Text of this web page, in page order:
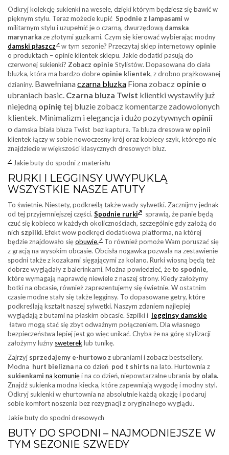
Odkryj kolekcję sukienki na wesele, dzięki którym będziesz się bawić w
pięknym stylu. Teraz możecie kupić Spodnie z lampasami w
militarnym stylu i uzupełnić je o czarną, dwurzędową damska
marynarkaze złotymi guzikami. Czym się kierować wybierając modny
damski płaszcz
w tym sezonie? Przeczytaj sklep internetowy opinie
o produktach – opinie klientek sklepu. Jakie dodatki pasują do
czerwonej sukienki? Zobacz opinie Stylistów. Dopasowana do ciała
bluzka, która ma bardzo dobre opinie klientek, z drobno prążkowanej
dzianiny. Bawełnianaczarna bluzka Fiona zobacz opinie o
ubraniach basic. Czarna bluza Twist klientki wystawiły już
niejedną opinię tej bluzie zobacz komentarze zadowolonych
klientek. Minimalizm i elegancja i dużo pozytywnych opinii
o damska biała bluza Twist bez kaptura. Ta bluza dresowa w opinii
klientek łączy w sobie nowoczesny krój oraz kobiecy szyk, którego nie
znajdziecie w większości klasycznych dresowych bluz.
Jakie buty do spodni z materiału
RURKI I LEGGINSY UWYPUKLĄ
WSZYSTKIE NASZE ATUTY
To świetnie. Niestety, podkreślą także wady sylwetki. Zacznijmy jednak
od tej przyjemniejszej części. Spodnie rurki
sprawią, że panie będą
czuć się kobieco w każdych okolicznościach, szczególnie gdy założą do
nich szpilki.Efekt wow podkręci dodatkowa platforma, na której
będzie znajdowało sięobuwie.
To również pomoże Wam poruszać się
z gracją na wysokim obcasie. Obcisła nogawka pozwala na zestawienie
spodni także z kozakami sięgającymi za kolano. Rurki wiosną będą też
dobrze wyglądały z balerinkami. Można powiedzieć, że to spodnie,
które wymagają naprawdę niewiele z naszej strony. Kiedy założymy
botki na obcasie, również zaprezentujemy się świetnie. W ostatnim
czasie modne stały się także legginsy. To dopasowane getry, które
podkreślają kształt naszej sylwetki. Naszym zdaniem najlepiej
wyglądają z butami na płaskim obcasie. Szpilki i legginsy damskie
łatwo mogą stać się zbyt odważnym połączeniem. Dla własnego
bezpieczeństwa lepiej jest go więc unikać. Chyba że na górę stylizacji
założymy luźny swetereklub tunikę.
Zajrzyj sprzedajemy e-hurtowoz ubraniami i zobacz bestsellery.
Modna hurt bieliznana co dzień pod t shirts na lato. Hurtownia z
sukienkami na komunięi na co dzień, niepowtarzalne ubrania by olala.
Znajdź sukienka modna kiecka, które zapewniają wygodę i modny styl.
Odkryj sukienki w ehurtownia na absolutnie każdą okazję i podaruj
sobie komfort noszenia bez rezygnacji z oryginalnego wyglądu.
Jakie buty do spodni dresowych
BUTY DO SPODNI – NAJMODNIEJSZE W
TYM SEZONIE SZWEDY